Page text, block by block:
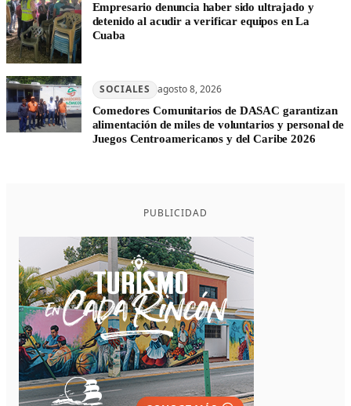
Empresario denuncia haber sido ultrajado y
detenido al acudir a verificar equipos en La
Cuaba
SOCIALES agosto 8, 2026
Comedores Comunitarios de DASAC garantizan
alimentación de miles de voluntarios y personal de
Juegos Centroamericanos y del Caribe 2026
PUBLICIDAD